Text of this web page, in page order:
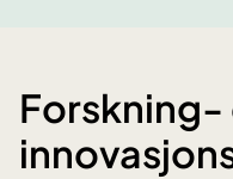
Forskning-